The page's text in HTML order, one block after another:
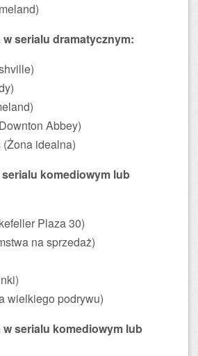
serialu dramatycznym:
Abbey)
idealna)
komediowym lub
Plaza 30)
na sprzedaż)
wielkiego podrywu)
serialu komediowym lub